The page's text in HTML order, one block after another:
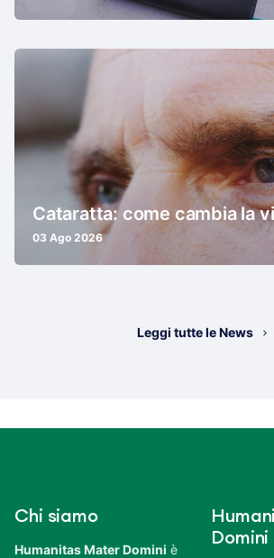
Cataratta: come cambia la
03 Ago 2026
Leggi tutte le News
Chi siamo
Humanitas Mater Domini è
Domini